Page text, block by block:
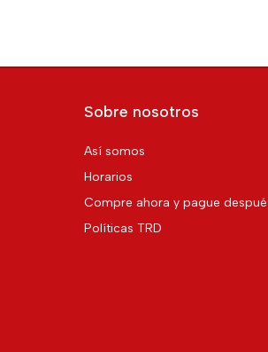
Sobre nosotros
Así somos
Horarios
Compre ahora y pague
Políticas TRD